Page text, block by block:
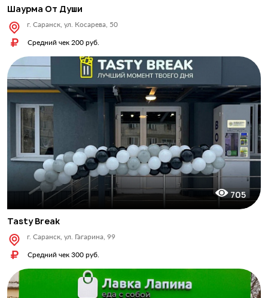
Шаурма От Души
г. Саранск, ул. Косарева, 50
Средний чек 200 руб.
705
Tasty Break
г. Саранск, ул. Гагарина, 99
Средний чек 300 руб.